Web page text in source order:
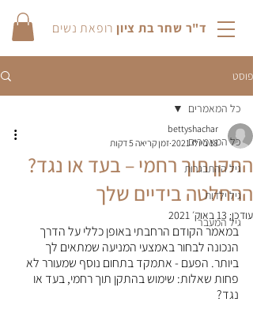
ד"ר שחר בת ציון רופאת נשים
פוסט
כל המאמרים
גיל ההתבגרות
גיל ילדות
גיל המעבר
כל המאמרים
התקן תוך רחמי – בעד או נגד?
ההחלטה בידיים שלך
bettyshachar
18 ביולי 2021
זמן קריאה 5 דקות
עודכן: 13 באוק׳ 2021
במאמר הקודם הרחבתי באופן כללי על הדרך
הנכונה לבחור באמצעי המניעה שמתאים לך
ביותר. הפעם - אתמקד בתחום נוסף שמעורר לא
פחות שאלות: שימוש בהתקן תוך רחמי, בעד או
נגד?